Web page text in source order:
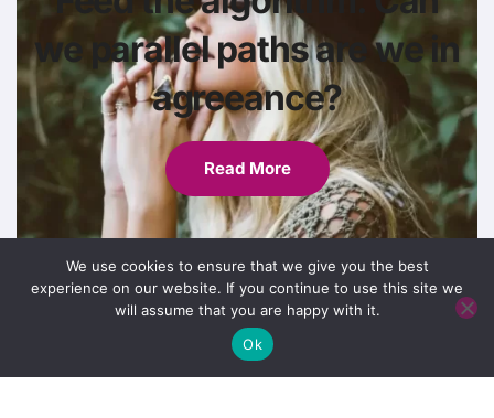
we parallel paths are we in
agreeance?
Read More
We use cookies to ensure that we give you the best
experience on our website. If you continue to use this site we
will assume that you are happy with it.
Ok